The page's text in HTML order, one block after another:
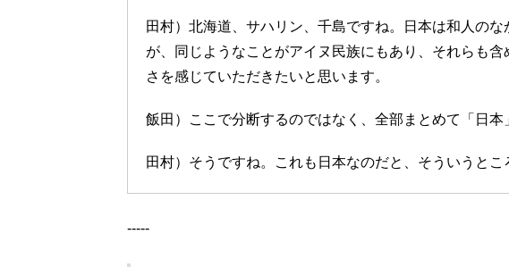
田村）北海道、サハリン、千島ですね。日本は和人の
が、同じようなことがアイヌ民族にもあり、それらも
さを感じていただきたいと思います。
飯田）ここで分断するのではなく、全部まとめて「日本
田村）そうですね。これも日本なのだと、そういうとこ
-----